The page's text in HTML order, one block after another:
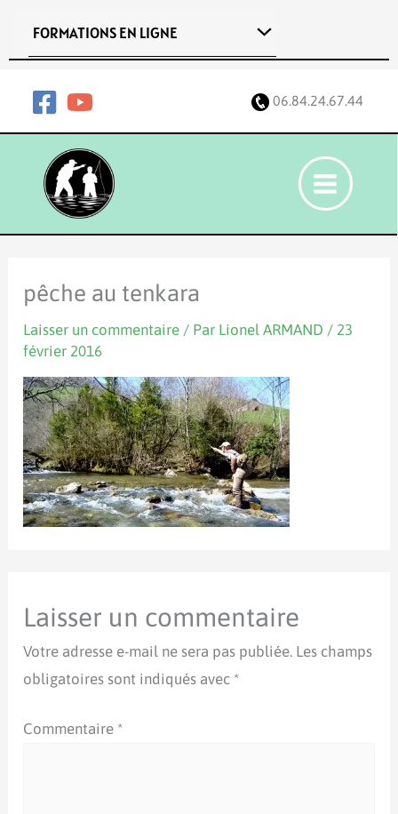
FORMATIONS EN LIGNE
06.84.24.67.44
pêche au tenkara
Laisser un commentaire / Par Lionel ARMAND / 23
février 2016
Laisser un commentaire
Votre adresse e-mail ne sera pas publiée. Les champs
obligatoires sont indiqués avec *
Commentaire *